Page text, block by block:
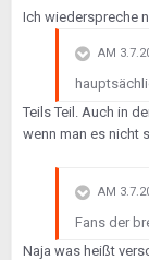
Ich wiederspreche
AM
Teils Teil. Auch in
wenn man es nicht
AM
Fans der
Naja was heißt